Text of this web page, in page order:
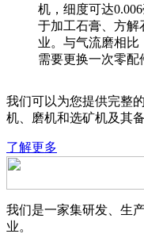
机，细度可达
于加工石膏、方解
业。与气流磨相比
需要更换一次零配
我们可以为您提供完整
机、磨机和选矿机及其备
了解更多
我们是一家集研发、生
业。